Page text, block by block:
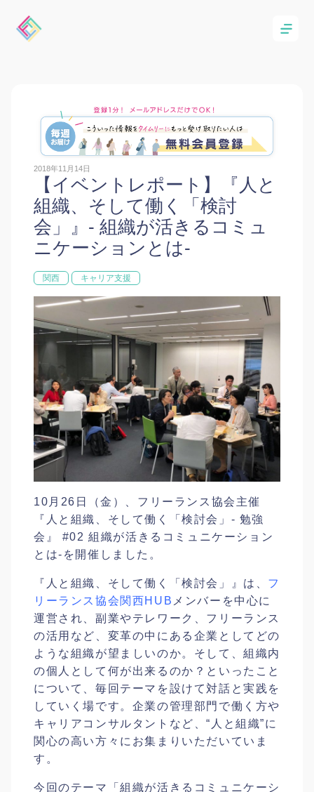
2018年11月14日
【イベントレポート】『人と
組織、そして働く「検討
会」』- 組織が活きるコミュ
ニケーションとは-
関西 キャリア支援
10月26日（金）、フリーランス協会主催
『人と組織、そして働く「検討会」- 勉強
会』 #02 組織が活きるコミュニケーション
とは-を開催しました。
『人と組織、そして働く「検討会」』は、 フ
リーランス協会関西HUB メンバーを中心に
運営され、副業やテレワーク、フリーランス
の活用など、変革の中にある企業としてどの
ような組織が望ましいのか。そして、組織内
の個人として何が出来るのか？といったこと
について、毎回テーマを設けて対話と実践を
していく場です。企業の管理部門で働く方や
キャリアコンサルタントなど、“人と組織”に
関心の高い方々にお集まりいただいていま
す。
今回のテーマ「組織が活きるコミュニケーシ